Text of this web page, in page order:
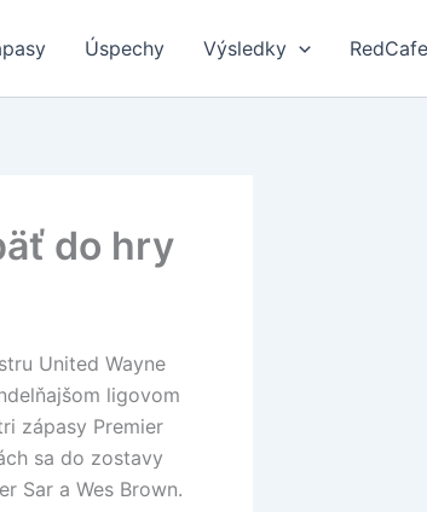
Úspechy Výsledky
do hry
United Wayne
ligovom
zápasy Premier
sa do zostavy
Sar a Wes Brown.